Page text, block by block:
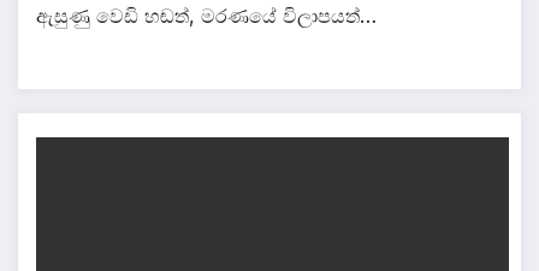
ඇසුණු වෙඩි හඬත්, මරණයේ විලාපයත්…